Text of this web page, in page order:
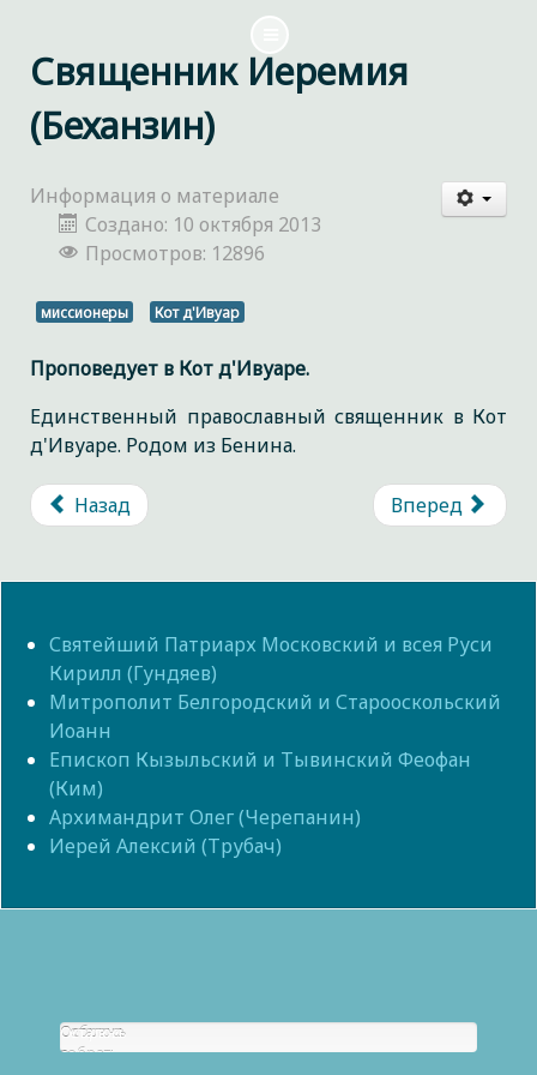
Священник Иеремия
(Беханзин)
Информация о материале
Создано: 10 октября 2013
Просмотров: 12896
миссионеры Кот д'Ивуар
Проповедует в Кот д'Ивуаре.
Единственный православный священник в Кот
д'Ивуаре. Родом из Бенина.
Назад Вперед
Святейший Патриарх Московский и всея Руси
Кирилл (Гундяев)
Митрополит Белгородский и Старооскольский
Иоанн
Епископ Кызыльский и Тывинский Феофан
(Ким)
Архимандрит Олег (Черепанин)
Иерей Алексий (Трубач)
Собрано
р.
Осталось
собрать